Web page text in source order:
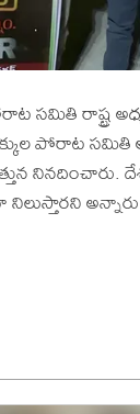
రాష్ట్ర
పోరాట సమితి
నినదించారు.